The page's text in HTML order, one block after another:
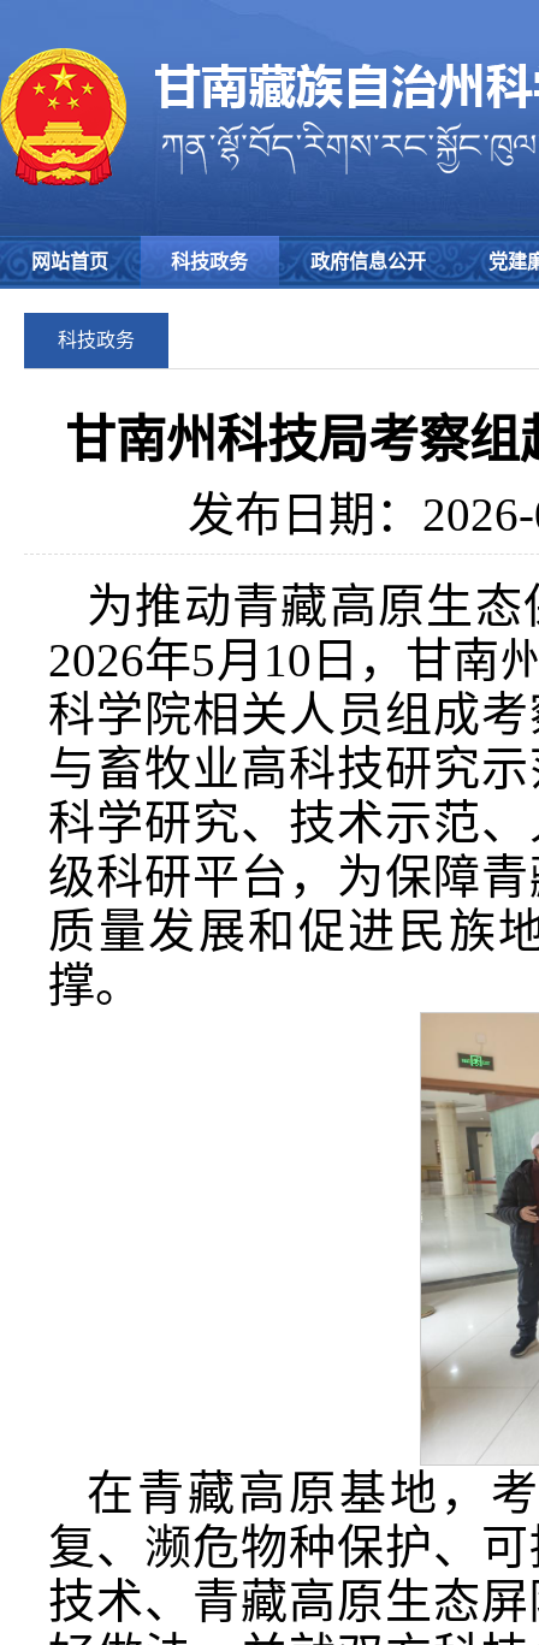
网站首页 科技政务 政府信息公开 党建
科技政务
甘南州科技局考察
发布日期：
为推动青藏高原生
2026年5月10日，甘南
科学院相关人员组成
与畜牧业高科技研究
科学研究、技术示范
级科研平台，为保障
质量发展和促进民族
撑。
在青藏高原基地，
复、濒危物种保护、
技术、青藏高原生态